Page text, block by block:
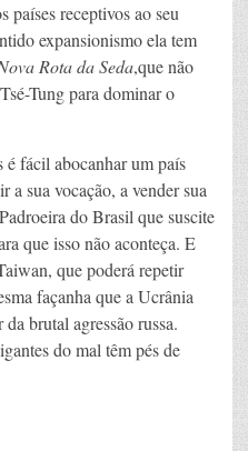
países receptivos ao seu
expansionismo ela tem
Rota da Seda,que não
Tung para dominar o
é fácil abocanhar um país
a sua vocação, a vender sua
do Brasil que suscite
que isso não aconteça. E
que poderá repetir
façanha que a Ucrânia
brutal agressão russa.
do mal têm pés de